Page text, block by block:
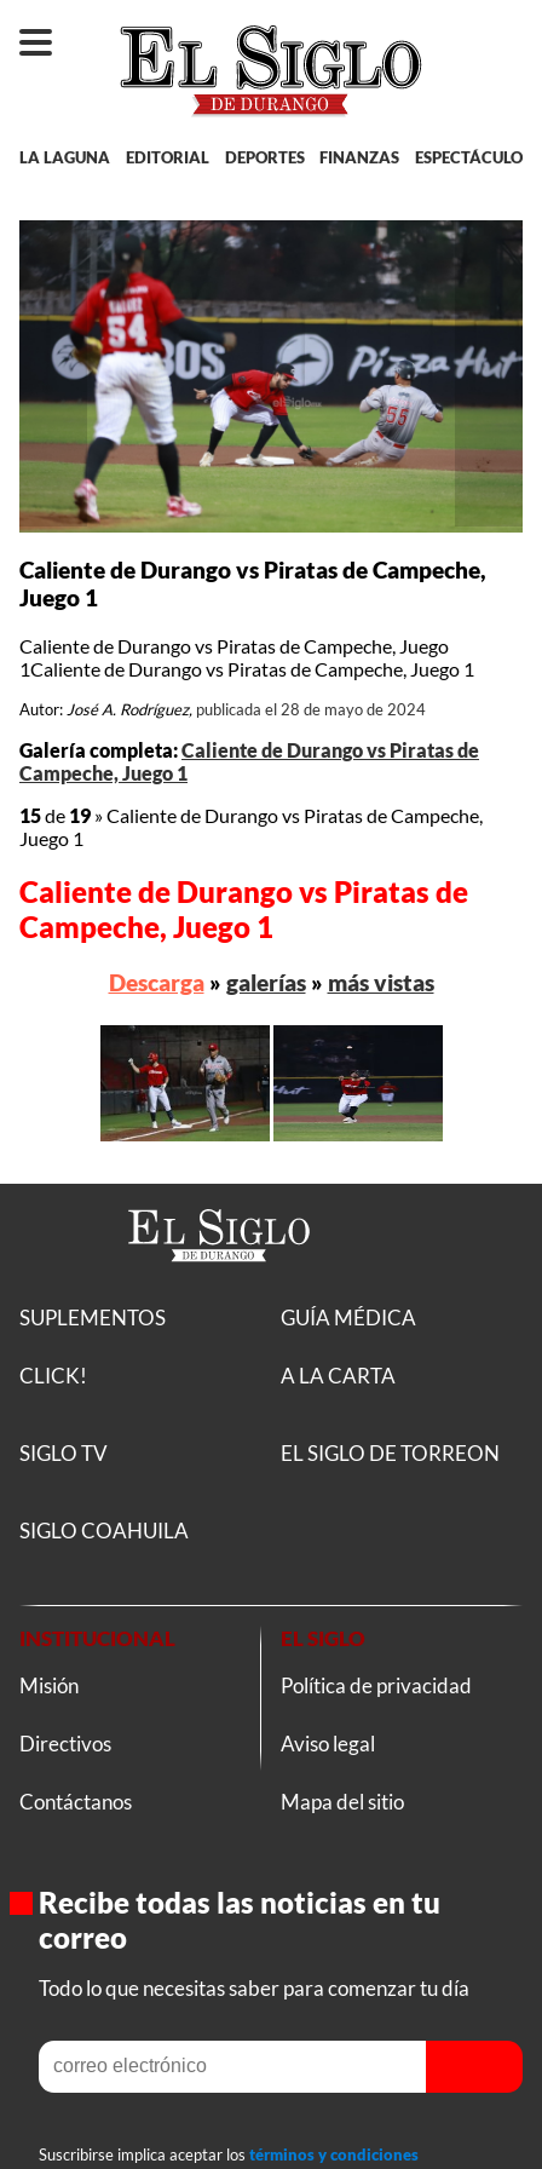
LA LAGUNA EDITORIAL DEPORTES FINANZAS ESPECTÁCULOS
Caliente de Durango vs Piratas de Campeche,
Juego 1
Caliente de Durango vs Piratas de Campeche, Juego
1Caliente de Durango vs Piratas de Campeche, Juego 1
Autor:José A. Rodríguez, publicada el 28 de mayo de 2024
Galería completa:Caliente de Durango vs Piratas de
Campeche, Juego 1
15de 19 »Caliente de Durango vs Piratas de Campeche,
Juego 1
Caliente de Durango vs Piratas de
Campeche, Juego 1
Descarga» galerías» más vistas
SUPLEMENTOS
CLICK!
GUÍA MÉDICA
A LA CARTA
SIGLO TV EL SIGLO DE TORREON
SIGLO COAHUILA
INSTITUCIONAL
Misión
Directivos
Contáctanos
EL SIGLO
Política de privacidad
Aviso legal
Mapa del sitio
Recibe todas las noticias en tu
correo
Todo lo que necesitas saber para comenzar tu día
Suscribirse implica aceptar los términos y condiciones